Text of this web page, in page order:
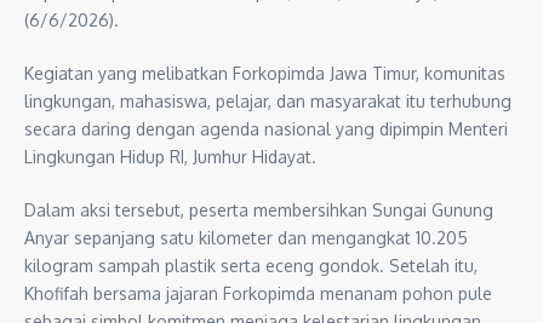
(6/6/2026).
Kegiatan yang melibatkan Forkopimda Jawa Timur, komunitas
lingkungan, mahasiswa, pelajar, dan masyarakat itu terhubung
secara daring dengan agenda nasional yang dipimpin Menteri
Lingkungan Hidup RI, Jumhur Hidayat.
Dalam aksi tersebut, peserta membersihkan Sungai Gunung
Anyar sepanjang satu kilometer dan mengangkat 10.205
kilogram sampah plastik serta eceng gondok. Setelah itu,
Khofifah bersama jajaran Forkopimda menanam pohon pule